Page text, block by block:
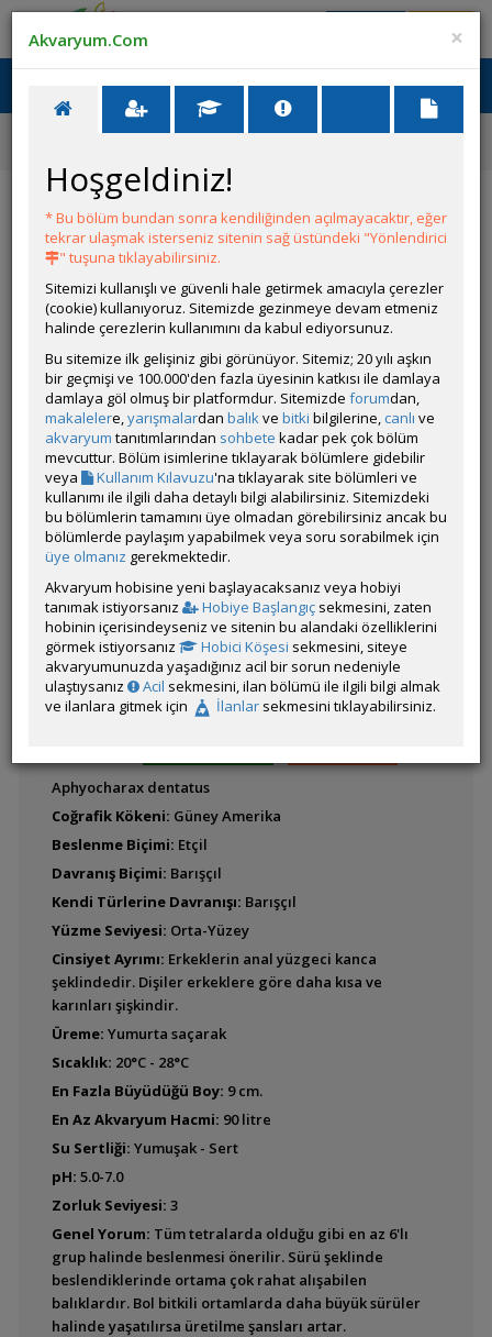
Ana Menü
Ana Sayfa
Tatlı Su Canlıları
Characiformlar
Aphyocharax dentatus
Grubun Diğer Türleri
Liste
Carnegiella marthae
(Blackwing Balta Balığı)
Carnegiella myersi
(Pigme Balta Balığı)
(Cüce Balta Balığı)
Carnegiella strigata
(Balta Balığı)
(Gümüş Balta Balığı)
Gasteropelecus
maculatus (Benekli
Balta Balığı)
sternicla (Nehir Balta
Balığı)
Latince
Adı:
Aphyocharax dentatus
Coğrafik Kökeni: Güney Amerika
Beslenme Biçimi: Etçil
Davranış Biçimi: Barışçıl
Kendi Türlerine Davranışı: Barışçıl
Yüzme Seviyesi: Orta-Yüzey
Cinsiyet Ayrımı: Erkeklerin anal yüzgeci kanca
şeklindedir. Dişiler erkeklere göre daha kısa ve
karınları şişkindir.
Üreme: Yumurta saçarak
Sıcaklık: 20°C - 28°C
En Fazla Büyüdüğü Boy: 9 cm.
En Az Akvaryum Hacmi: 90 litre
Su Sertliği: Yumuşak - Sert
pH: 5.0-7.0
Zorluk Seviyesi: 3
Genel Yorum: Tüm tetralarda olduğu gibi en az 6'lı
grup halinde beslenmesi önerilir. Sürü şeklinde
beslendiklerinde ortama çok rahat alışabilen
balıklardır. Bol bitkili ortamlarda daha büyük sürüler
halinde yaşatılırsa üretilme şansları artar.
×
Akvaryum.Com
Hoşgeldiniz!
* Bu bölüm bundan sonra kendiliğinden açılmayacaktır, eğer
tekrar ulaşmak isterseniz sitenin sağ üstündeki "Yönlendirici
" tuşuna tıklayabilirsiniz.
Sitemizi kullanışlı ve güvenli hale getirmek amacıyla çerezler
(cookie) kullanıyoruz. Sitemizde gezinmeye devam etmeniz
halinde çerezlerin kullanımını da kabul ediyorsunuz.
Bu sitemize ilk gelişiniz gibi görünüyor. Sitemiz; 20 yılı aşkın
bir geçmişi ve 100.000'den fazla üyesinin katkısı ile damlaya
damlaya göl olmuş bir platformdur. Sitemizde forumdan,
makalelere,yarışmalardan balıkve bitki bilgilerine, canlı ve
akvaryum tanıtımlarından sohbete kadar pek çok bölüm
mevcuttur. Bölüm isimlerine tıklayarak bölümlere gidebilir
veya
Kullanım Kılavuzu'na tıklayarak site bölümleri ve
kullanımı ile ilgili daha detaylı bilgi alabilirsiniz. Sitemizdeki
bu bölümlerin tamamını üye olmadan görebilirsiniz ancak bu
bölümlerde paylaşım yapabilmek veya soru sorabilmek için
üye olmanız gerekmektedir.
Akvaryum hobisine yeni başlayacaksanız veya hobiyi
tanımak istiyorsanız
Hobiye Başlangıç sekmesini, zaten
hobinin içerisindeyseniz ve sitenin bu alandaki özelliklerini
görmek istiyorsanız
Hobici Köşesi sekmesini, siteye
akvaryumunuzda yaşadığınız acil bir sorun nedeniyle
ulaştıysanız
Acil sekmesini, ilan bölümü ile ilgili bilgi almak
ve ilanlara gitmek için
İlanlar sekmesini tıklayabilirsiniz.